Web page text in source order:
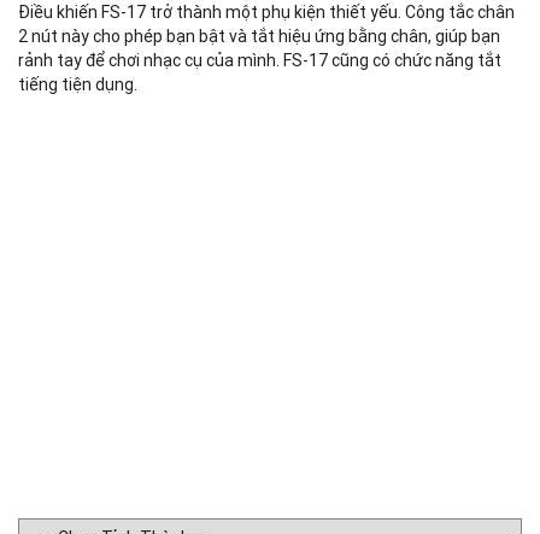
Điều khiến FS-17 trở thành một phụ kiện thiết yếu. Công tắc chân
2 nút này cho phép bạn bật và tắt hiệu ứng bằng chân, giúp bạn
rảnh tay để chơi nhạc cụ của mình. FS-17 cũng có chức năng tắt
tiếng tiện dụng.